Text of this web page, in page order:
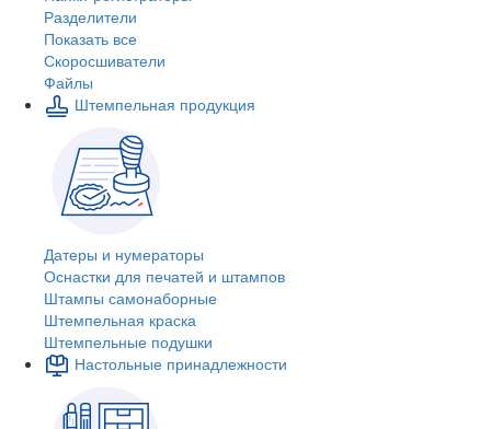
Разделители
Показать все
Скоросшиватели
Файлы
Штемпельная продукция
Датеры и нумераторы
Оснастки для печатей и штампов
Штампы самонаборные
Штемпельная краска
Штемпельные подушки
Настольные принадлежности